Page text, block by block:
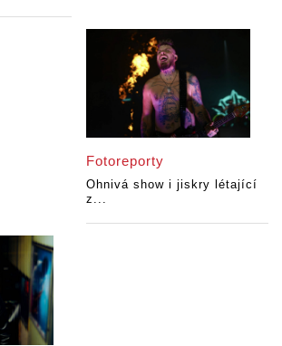
Fotoreporty
Ohnivá show i jiskry létající
z...